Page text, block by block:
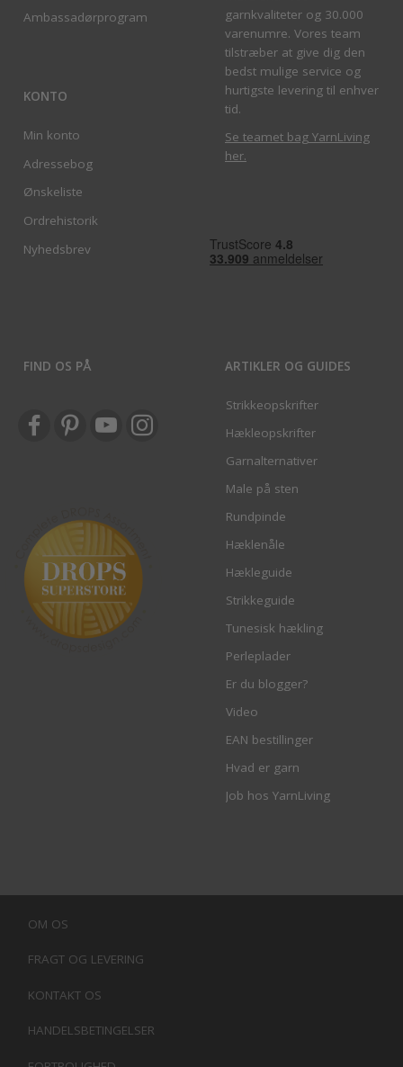
Ambassadørprogram
KONTO
Min konto
Adressebog
Ønskeliste
Ordrehistorik
Nyhedsbrev
garnkvaliteter og 30.000
varenumre. Vores team
tilstræber at give dig den
bedst mulige service og
hurtigste levering til enhver
tid.
Se teamet bag YarnLiving
her.
FIND OS PÅ ARTIKLER OG GUIDES
Strikkeopskrifter
Hækleopskrifter
Garnalternativer
Male på sten
Rundpinde
Hæklenåle
Hækleguide
Strikkeguide
Tunesisk hækling
Perleplader
Er du blogger?
Video
EAN bestillinger
Hvad er garn
Job hos YarnLiving
OM OS
FRAGT OG LEVERING
KONTAKT OS
HANDELSBETINGELSER